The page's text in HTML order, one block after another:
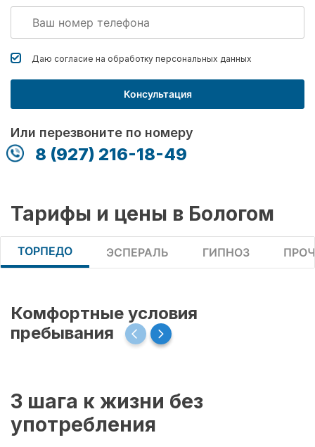
Даю согласие на обработку персональных данных
Консультация
Или перезвоните по номеру
8 (927) 216-18-49
Тарифы и цены в Бологом
ТОРПЕДО ЭСПЕРАЛЬ ГИПНОЗ
Комфортные условия
пребывания
3 шага к жизни без
употребления